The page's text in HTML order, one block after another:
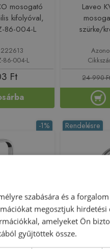
mosogató
kifolyóval,
86-004-L
86-004-L
Ft
Laveo
szürke/
24 990
-1%
álló
Rendelésre
Sapho
szabására és a
megosztjuk hirdetési
amelyeket Ön
gyűjtöttek össze.